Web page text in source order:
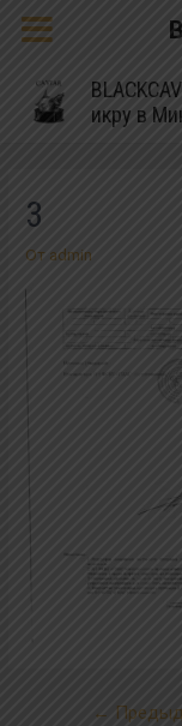
икру в
3
От admin
←